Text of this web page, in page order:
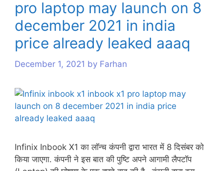
pro laptop may launch on 8
december 2021 in india
price already leaked aaaq
December 1, 2021 by Farhan
Infinix Inbook X1 का लॉन्च कंपनी द्वारा भारत में 8 दिसंबर को
किया जाएगा. कंपनी ने इस बात की पुष्टि अपने आगामी लैपटॉप
s